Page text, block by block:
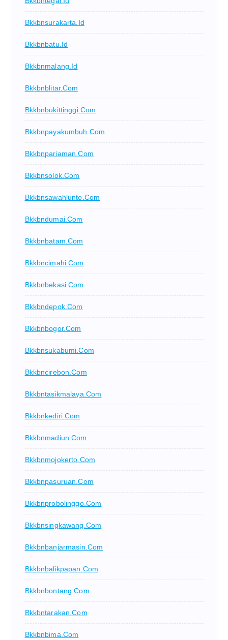
Bkkbnsurakarta.id
Bkkbnbatu.id
Bkkbnmalang.id
Bkkbnblitar.com
Bkkbnbukittinggi.com
Bkkbnpayakumbuh.com
Bkkbnpariaman.com
Bkkbnsolok.com
Bkkbnsawahlunto.com
Bkkbndumai.com
Bkkbnbatam.com
Bkkbncimahi.com
Bkkbnbekasi.com
Bkkbndepok.com
Bkkbnbogor.com
Bkkbnsukabumi.com
Bkkbncirebon.com
Bkkbntasikmalaya.com
Bkkbnkediri.com
Bkkbnmadiun.com
Bkkbnmojokerto.com
Bkkbnpasuruan.com
Bkkbnprobolinggo.com
Bkkbnsingkawang.com
Bkkbnbanjarmasin.com
Bkkbnbalikpapan.com
Bkkbnbontang.com
Bkkbntarakan.com
Bkkbnbima.com